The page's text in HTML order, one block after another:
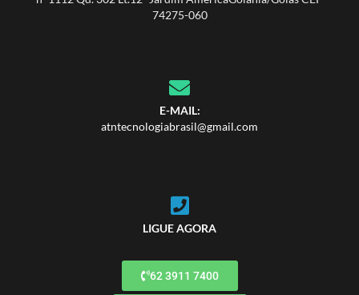
74275-060
E-MAIL:
atntecnologiabrasil@gmail.com
LIGUE AGORA
62 3911 7400